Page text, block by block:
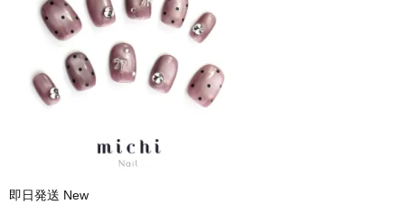
即日発送 New